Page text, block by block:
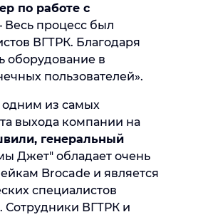
по работе с
Весь процесс был
ВГТРК. Благодаря
оборудование в
пользователей».
одним из самых
выхода компании на
генеральный
Джет" обладает очень
Brocade и является
специалистов
Сотрудники ВГТРК и